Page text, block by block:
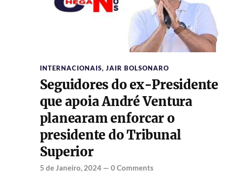
INTERNACIONAIS, JAIR BOLSONARO
Seguidores do ex-Presidente
que apoia André Ventura
planearam enforcar o
presidente do Tribunal
Superior
5 de Janeiro, 2024— 0 Comments